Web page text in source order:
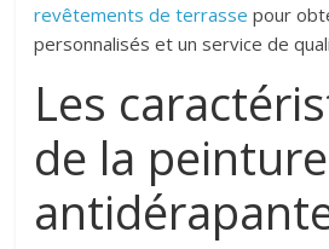
revêtements de terrasse pour
personnalisés et un service de
Les
de la peinture